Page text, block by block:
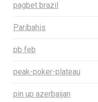
pagbet brazil
Paribahis
pb feb
peak-poker-plateau
pin up azerbaijan